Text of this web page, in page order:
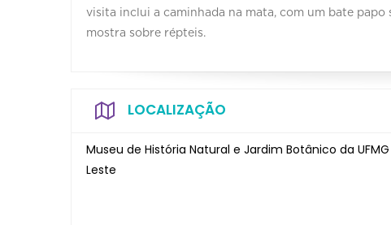
visita inclui a caminhada na mata, com um bate papo
mostra sobre répteis.
LOCALIZAÇÃO
Museu de História Natural e Jardim Botânico da
Leste